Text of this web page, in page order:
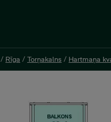
/ Rīga / Torņakalns / Hartmaņa
/ Rīga / Torņakalns / Hartmaņa